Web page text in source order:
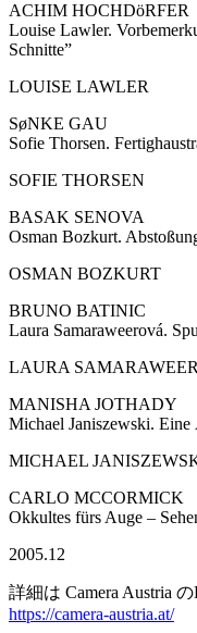
ACHIM HOCHDöRFER
Louise Lawler.
Schnitte”
LOUISE LAWLER
SøNKE GAU
Sofie Thorsen.
SOFIE THORSEN
BASAK SENOVA
Osman Bozkurt.
OSMAN BOZKURT
BRUNO BATINIC
Laura Samaraweerová.
LAURA
MANISHA JOTHADY
Michael Janiszewski. Eine
MICHAEL
CARLO MCCORMICK
Okkultes fürs Auge –
2005.12
詳細は Camera Austria
https://camera-austria.at/